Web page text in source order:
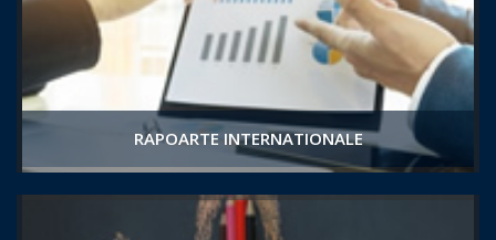
RAPOARTE INTERNATIONALE